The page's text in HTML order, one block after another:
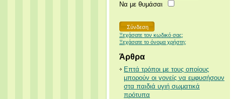
Να με θυμάσαι
Ξεχάσατε τον κωδικό σας;
Ξεχάσατε το όνομα χρήστη;
Άρθρα
Επτά τρόποι με τους οποίους
μπορούν οι γονείς να εμφυσήσουν
στα παιδιά υγιή σωματικά
πρότυπα